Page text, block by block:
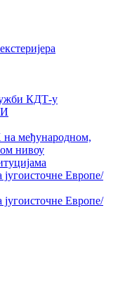
КДТ-у
међународном,
нивоу
Европе/
Европе/